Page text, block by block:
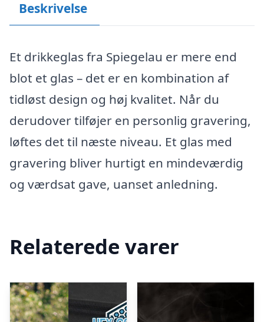
Beskrivelse
Et drikkeglas fra Spiegelau er mere end
blot et glas – det er en kombination af
tidløst design og høj kvalitet. Når du
derudover tilføjer en personlig gravering,
løftes det til næste niveau. Et glas med
gravering bliver hurtigt en mindeværdig
og værdsat gave, uanset anledning.
Relaterede varer